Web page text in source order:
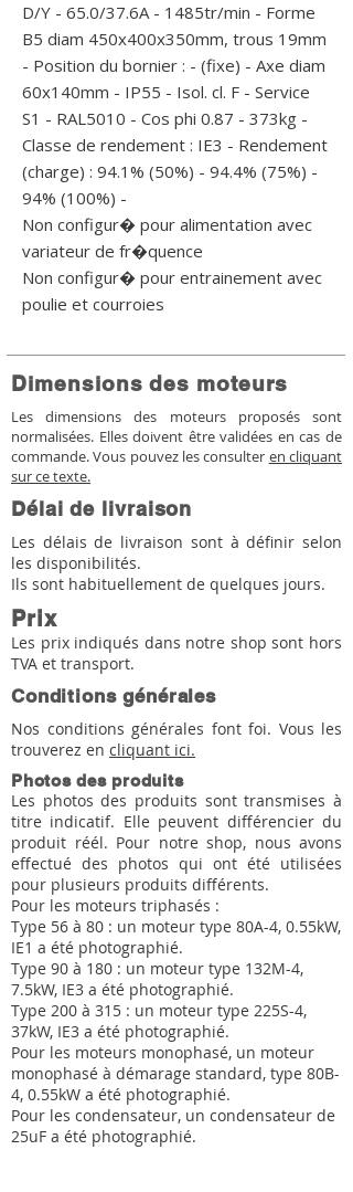
D/Y - 65.0/37.6A - 1485tr/min - Forme
B5 diam 450x400x350mm, trous 19mm
- Position du bornier : - (fixe) - Axe diam
60x140mm - IP55 - Isol. cl. F - Service
S1 - RAL5010 - Cos phi 0.87 - 373kg -
Classe de rendement : IE3 - Rendement
(charge) : 94.1% (50%) - 94.4% (75%) -
94% (100%) -
Non configur� pour alimentation avec
variateur de fr�quence
Non configur� pour entrainement avec
poulie et courroies
Dimensions des moteurs
Les dimensions des moteurs proposés sont
normalisées. Elles doivent être validées en cas de
commande. Vous pouvez les consulter en cliquant
sur ce texte.
Délai de livraison
Les délais de livraison sont à définir selon
les disponibilités.
Ils sont habituellement de quelques jours.
Prix
Les prix indiqués dans notre shop sont hors
TVA et transport.
Conditions générales
Nos conditions générales font foi. Vous les
trouverez en cliquant ici.
Photos des produits
Les photos des produits sont transmises à
titre indicatif. Elle peuvent différencier du
produit réél. Pour notre shop, nous avons
effectué des photos qui ont été utilisées
pour plusieurs produits différents.
Pour les moteurs triphasés :
Type 56 à 80 : un moteur type 80A-4, 0.55kW,
IE1 a été photographié.
Type 90 à 180 : un moteur type 132M-4,
7.5kW, IE3 a été photographié.
Type 200 à 315 : un moteur type 225S-4,
37kW, IE3 a été photographié.
Pour les moteurs monophasé, un moteur
monophasé à démarage standard, type 80B-
4, 0.55kW a été photographié.
Pour les condensateur, un condensateur de
25uF a été photographié.